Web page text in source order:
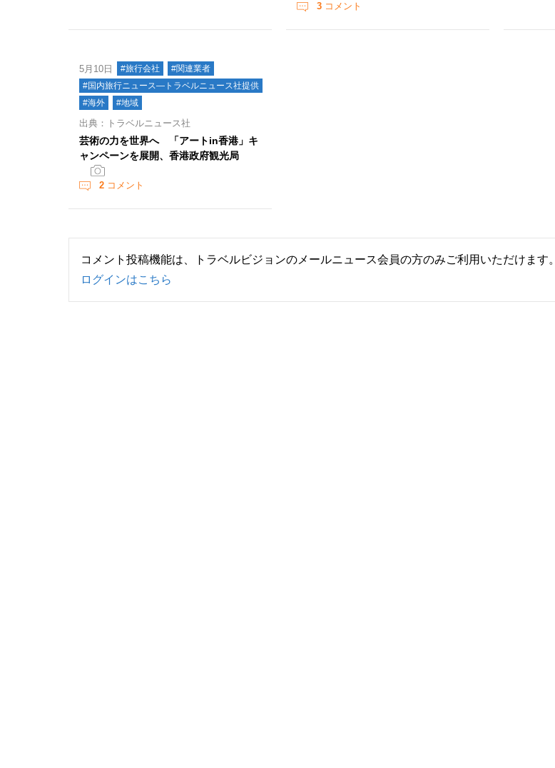
3 コメント
5月10日 #旅行会社
#関連業者
#国内旅行ニュース―トラベルニュース社提供
#海外
#地域
出典：トラベルニュース社
芸術の力を世界へ 「アートin香港」キ
ャンペーンを展開、香港政府観光局
2 コメント
コメント投稿機能は、トラベルビジョンのメールニュース会員の方のみご利用いただけます。
ログインはこちら